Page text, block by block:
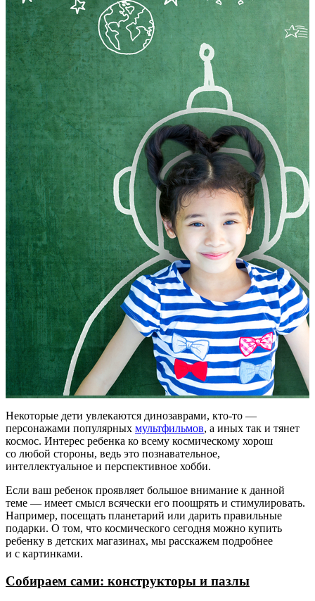
Некоторые дети увлекаются динозаврами, кто-то —
персонажами популярных мультфильмов, а иных так и тянет
космос. Интерес ребенка ко всему космическому хорош
со любой стороны, ведь это познавательное,
интеллектуальное и перспективное хобби.
Если ваш ребенок проявляет большое внимание к данной
теме — имеет смысл всячески его поощрять и стимулировать.
Например, посещать планетарий или дарить правильные
подарки. О том, что космического сегодня можно купить
ребенку в детских магазинах, мы расскажем подробнее
и с картинками.
Собираем сами: конструкторы и пазлы